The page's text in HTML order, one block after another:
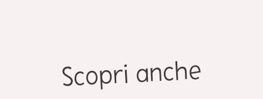
Scopri anche